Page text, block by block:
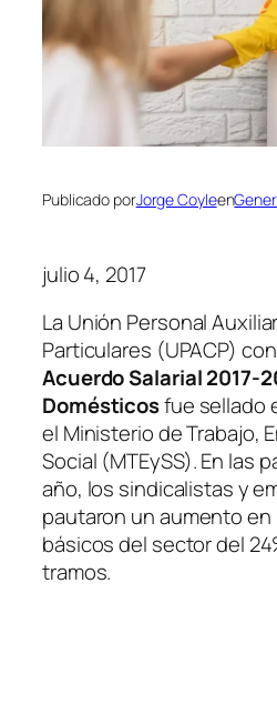
Publicado porJorge Coyleen
julio 4, 2017
La Unión Personal
Particulares (UPACP)
Acuerdo Salarial 2017-
Domésticosfue sellado
el Ministerio de Trabajo,
Social (MTEySS). En las
año, los sindicalistas y
pautaron un aumento
básicos del sector del
tramos.